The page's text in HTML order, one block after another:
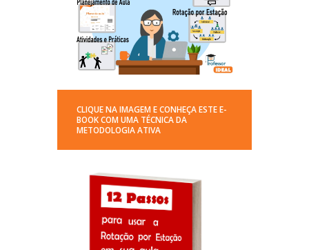
CLIQUE NA IMAGEM E CONHEÇA ESTE E-
BOOK COM UMA TÉCNICA DA
METODOLOGIA ATIVA